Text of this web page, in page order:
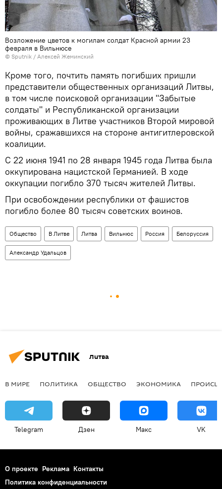
Возложение цветов к могилам солдат Красной армии 23
февраля в Вильнюсе
© Sputnik / Алексей Жеминский
Кроме того, почтить память погибших пришли
представители общественных организаций Литвы,
в том числе поисковой организации "Забытые
солдаты" и Республиканской организации
проживающих в Литве участников Второй мировой
войны, сражавшихся на стороне антигитлеровской
коалиции.
С 22 июня 1941 по 28 января 1945 года Литва была
оккупирована нацистской Германией. В ходе
оккупации погибло 370 тысяч жителей Литвы.
При освобождении республики от фашистов
погибло более 80 тысяч советских воинов.
Общество В Литве Литва Вильнюс Россия Белоруссия
Александр Удальцов
Литва
В МИРЕ ПОЛИТИКА ОБЩЕСТВО ЭКОНОМИКА
Telegram Дзен Макс VK
О проекте Реклама Контакты
Политика конфиденциальности